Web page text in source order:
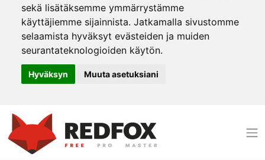
sekä lisätäksemme ymmärrystämme
käyttäjiemme sijainnista. Jatkamalla sivustomme
selaamista hyväksyt evästeiden ja muiden
seurantateknologioiden käytön.
Hyväksyn Muuta asetuksiani